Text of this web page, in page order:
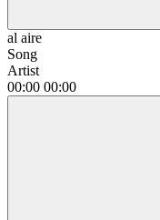
al aire
Song
Artist
00:00 00:00